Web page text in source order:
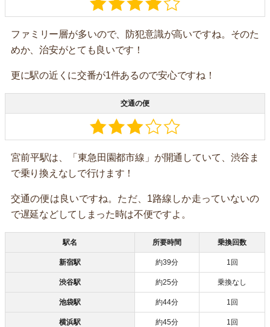
ファミリー層が多いので、防犯意識が高いですね。そのた
めか、治安がとても良いです！
更に駅の近くに交番が1件あるので安心ですね！
交通の便
宮前平駅は、「東急田園都市線」が開通していて、渋谷ま
で乗り換えなしで行けます！
交通の便は良いですね。ただ、1路線しか走っていないの
で遅延などしてしまった時は不便ですよ。
駅名 所要時間 乗換回数
新宿駅 約39分 1回
渋谷駅 約25分 乗換なし
池袋駅 約44分 1回
横浜駅 約45分 1回